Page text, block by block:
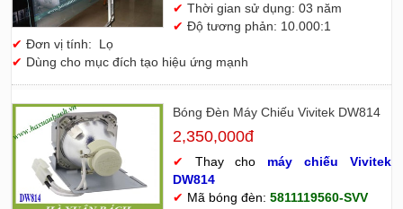
✔ Thời gian sử dụng: 03 năm
✔ Độ tương phản: 10.000:1
✔ Đơn vị tính: Lọ
✔ Dùng cho mục đích tạo hiệu ứng mạnh
Bóng Đèn Máy Chiếu Vivitek DW814
2,350,000đ
✔ Thay cho máy chiếu Vivitek
DW814
✔ Mã bóng đèn: 5811119560-SVV